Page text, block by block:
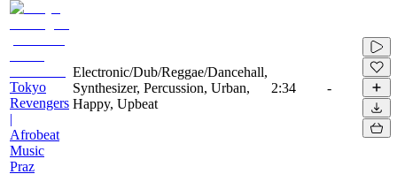
Tokyo
Revengers
|
Afrobeat
Music
Praz
Electronic/Dub/Reggae/Dancehall,
Synthesizer, Percussion, Urban,
Happy, Upbeat
2:34 -